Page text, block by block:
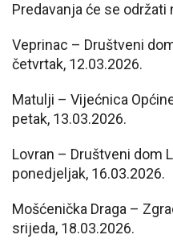
Predavanja će se
Veprinac – Društveni
četvrtak, 12.03.2026.
Matulji – Vijećnica
petak, 13.03.2026.
Lovran – Društveni dom
ponedjeljak, 16.03.2026.
Mošćenička Draga –
srijeda, 18.03.2026.